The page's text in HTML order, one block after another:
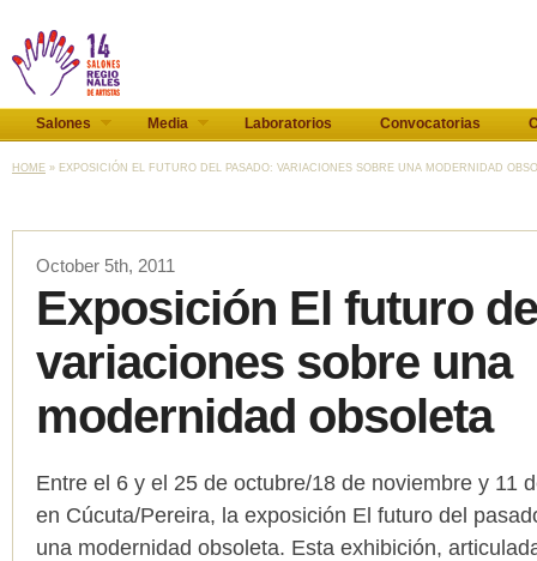
Salones Media Laboratorios Convocatorias
HOME » EXPOSICIÓN EL FUTURO DEL PASADO: VARIACIONES SOBRE UNA MODERNIDAD
October 5th, 2011
Exposición El futuro
variaciones sobre una
modernidad obsoleta
Entre el 6 y el 25 de octubre/18 de noviembre y 11
en Cúcuta/Pereira, la exposición El futuro del
una modernidad obsoleta. Esta exhibición,